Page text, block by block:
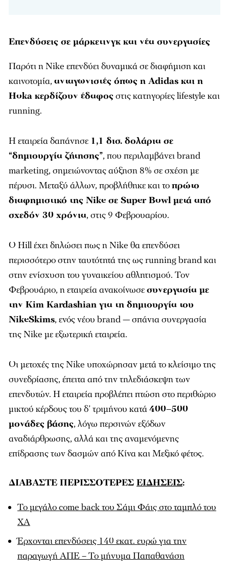
Επενδύσεις σε μάρκετινγκ και νέα συνεργασίες
Παρότι η Nike επενδύει δυναμικά σε διαφήμιση και
καινοτομία, ανταγωνιστές όπως η Adidas και η
Hoka κερδίζουν έδαφοςστις κατηγορίες lifestyle και
running.
Η εταιρεία δαπάνησε 1,1 δισ. δολάρια σε
“δημιουργία ζήτησης”, που περιλαμβάνει brand
marketing, σημειώνοντας αύξηση 8% σε σχέση με
πέρυσι. Μεταξύ άλλων, προβλήθηκε και τοπρώτο
διαφημιστικό της Nike σε Super Bowl μετά από
σχεδόν 30 χρόνια, στις 9 Φεβρουαρίου.
Ο Hill έχει δηλώσει πως η Nike θα επενδύσει
περισσότερο στην ταυτότητά της ως running brand και
στην ενίσχυση του γυναικείου αθλητισμού. Τον
Φεβρουάριο, η εταιρεία ανακοίνωσεσυνεργασία με
την Kim Kardashian για τη δημιουργία του
NikeSkims, ενός νέου brand — σπάνια συνεργασία
της Nike με εξωτερική εταιρεία.
Οι μετοχές της Nike υποχώρησαν μετά το κλείσιμο της
συνεδρίασης, έπειτα από την τηλεδιάσκεψη των
επενδυτών. Η εταιρεία προβλέπει πτώση στο περιθώριο
μικτού κέρδους του δ’ τριμήνου κατά400–500
μονάδες βάσης, λόγω περσινών εξόδων
αναδιάρθρωσης, αλλά και της αναμενόμενης
επίδρασης των δασμών από Κίνα και Μεξικό φέτος.
ΔΙΑΒΑΣΤΕ ΠΕΡΙΣΣΟΤΕΡΕΣ ΕΙΔΗΣΕΙΣ:
Το μεγάλο come back του Σάμι Φάις στο ταμπλό του
ΧΑ
Έρχονται επενδύσεις 140 εκατ. ευρώ για την
παραγωγή ΑΠΕ – Το μήνυμα Παπαθανάση